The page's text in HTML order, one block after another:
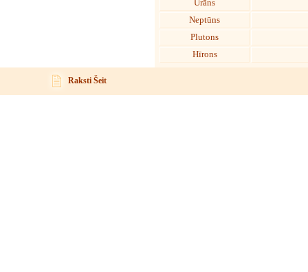
Urāns
Neptūns
Plutons
Hīrons
Raksti Šeit